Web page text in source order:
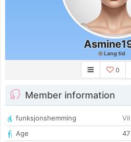
Lang tid
0
Member information
funksjonshemming
Age